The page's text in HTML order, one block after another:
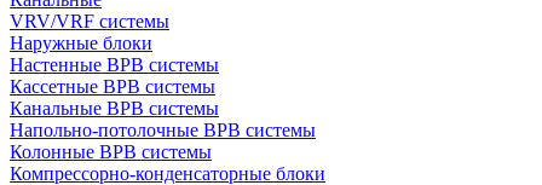
VRV/VRF системы
Наружные блоки
Настенные ВРВ системы
Кассетные ВРВ системы
Канальные ВРВ системы
Напольно-потолочные ВРВ системы
Колонные ВРВ системы
Компрессорно-конденсаторные блоки